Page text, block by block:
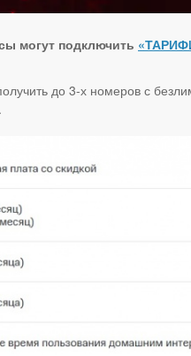
могут подключить
до 3-х номеров с